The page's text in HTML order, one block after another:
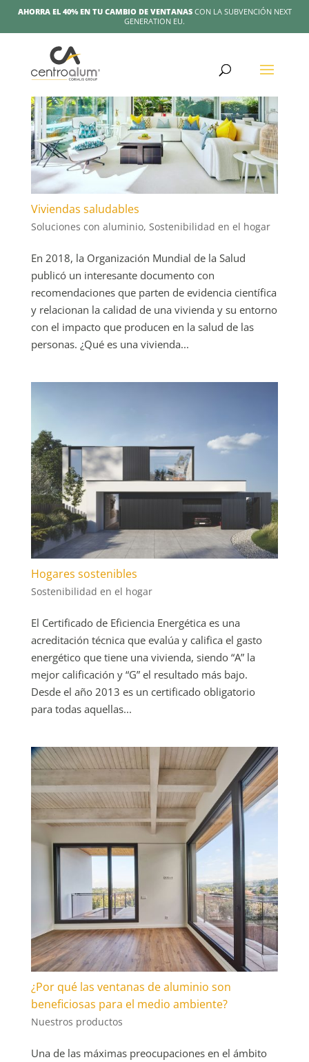
AHORRA EL 40% EN TU CAMBIO DE VENTANASCON LA SUBVENCIÓN NEXT
GENERATION EU.
Viviendas saludables
Soluciones con aluminio, Sostenibilidad en el hogar
En 2018, la Organización Mundial de la Salud
publicó un interesante documento con
recomendaciones que parten de evidencia científica
y relacionan la calidad de una vivienda y su entorno
con el impacto que producen en la salud de las
personas. ¿Qué es una vivienda...
Hogares sostenibles
Sostenibilidad en el hogar
El Certificado de Eficiencia Energética es una
acreditación técnica que evalúa y califica el gasto
energético que tiene una vivienda, siendo “A” la
mejor calificación y “G” el resultado más bajo.
Desde el año 2013 es un certificado obligatorio
para todas aquellas...
¿Por qué las ventanas de aluminio son
beneficiosas para el medio ambiente?
Nuestros productos
Una de las máximas preocupaciones en el ámbito